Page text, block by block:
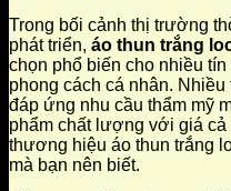
Trong bối cảnh thị trường
phát triển, áo thun trắng
chọn phổ biến cho nhiều
phong cách cá nhân.
đáp ứng nhu cầu thẩm mỹ
phẩm chất lượng với giá
thương hiệu áo thun trắng
mà bạn nên biết.